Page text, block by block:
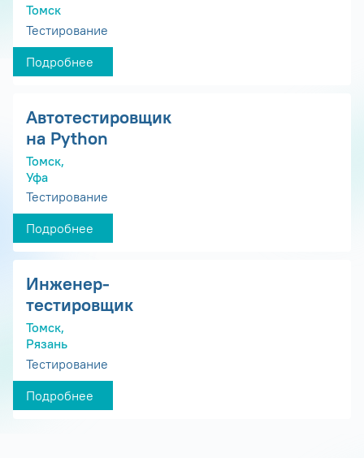
Томск
Тестирование
Подробнее
Автотестировщик
на Python
Томск,
Уфа
Тестирование
Подробнее
Инженер-
тестировщик
Томск,
Рязань
Тестирование
Подробнее